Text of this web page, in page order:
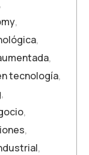
,
,
,
,
tecnología,
,
,
,
,